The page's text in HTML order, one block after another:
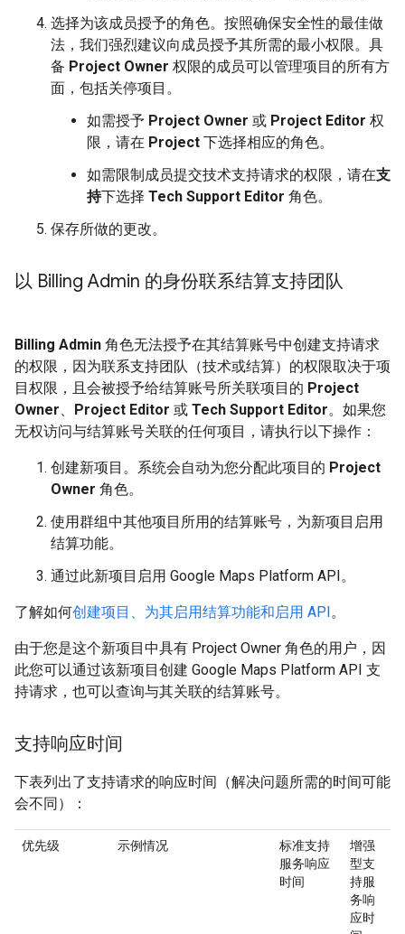
选择为该成员授予的角色。按照确保安全性的最佳做
法，我们强烈建议向成员授予其所需的最小权限。具
备 Project Owner 权限的成员可以管理项目的所有方
面，包括关停项目。
如需授予 Project Owner 或 Project Editor 权
限，请在 Project 下选择相应的角色。
如需限制成员提交技术支持请求的权限，请在支
持下选择 Tech Support Editor 角色。
保存所做的更改。
以 Billing Admin 的身份联系结算支持团队
Billing Admin 角色无法授予在其结算账号中创建支持请求
的权限，因为联系支持团队（技术或结算）的权限取决于项
目权限，且会被授予给结算账号所关联项目的 Project
Owner
Project Editor 或 Tech Support Editor。如果您
无权访问与结算账号关联的任何项目，请执行以下操作：
创建新项目。系统会自动为您分配此项目的 Project
Owner 角色。
使用群组中其他项目所用的结算账号，为新项目启用
结算功能。
通过此新项目启用 Google Maps Platform API。
了解如何创建项目、为其启用结算功能和启用 API。
由于您是这个新项目中具有 Project Owner 角色的用户，因
此您可以通过该新项目创建 Google Maps Platform API 支
持请求，也可以查询与其关联的结算账号。
支持响应时间
下表列出了支持请求的响应时间（解决问题所需的时间可能
会不同）：
优先级 示例情况
标准支持
服务响应
时间
增强
型支
持服
务响
应时